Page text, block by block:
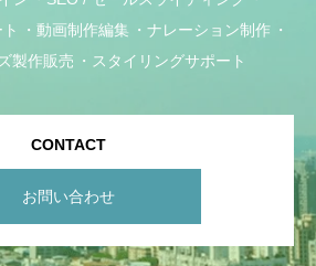
動画制作編集
ナレーション制作
製作販売
スタイリングサポート
CONTACT
お問い合わせ